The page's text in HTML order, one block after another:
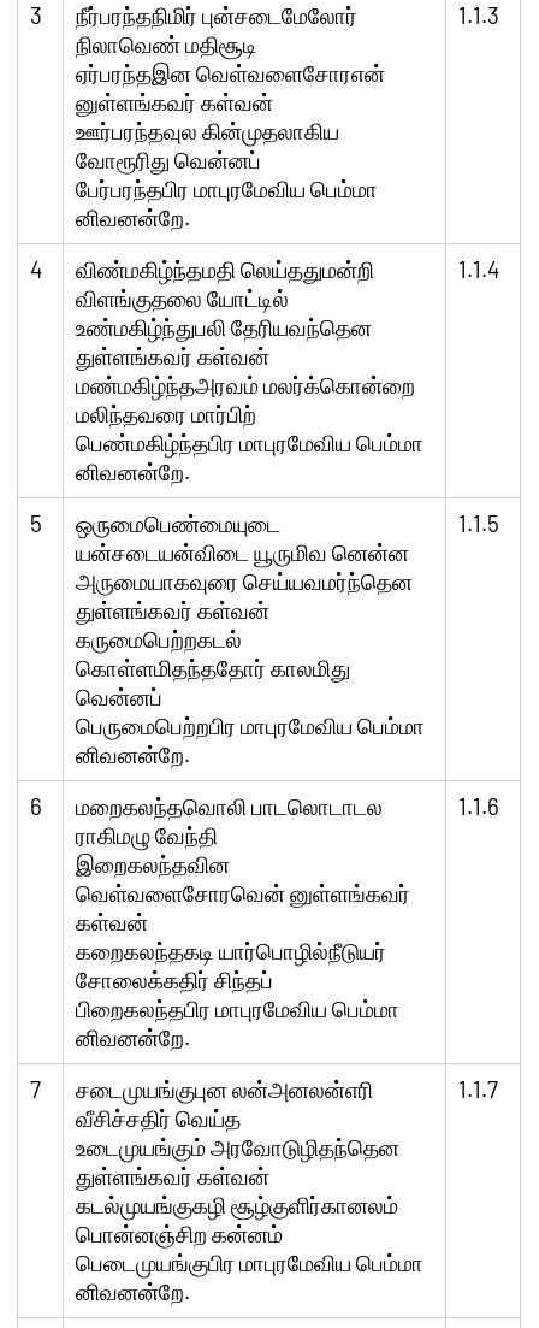
3
நீர்பரந்தநிமிர் புன்சடைமேலோர்
நிலாவெண் மதிசூடி
ஏர்பரந்தஇன வெள்வளைசோரஎன்
னுள்ளங்கவர் கள்வன்
ஊர்பரந்தவுல கின்முதலாகிய
வோரூரிது வென்னப்
பேர்பரந்தபிர மாபுரமேவிய பெம்மா
னிவனன்றே.
1.1.3
4
விண்மகிழ்ந்தமதி லெய்ததுமன்றி
விளங்குதலை யோட்டில்
உண்மகிழ்ந்துபலி தேரியவந்தென
துள்ளங்கவர் கள்வன்
மண்மகிழ்ந்தஅரவம் மலர்க்கொன்றை
மலிந்தவரை மார்பிற்
பெண்மகிழ்ந்தபிர மாபுரமேவிய பெம்மா
னிவனன்றே.
1.1.4
5
ஒருமைபெண்மையுடை
யன்சடையன்விடை யூருமிவ னென்ன
அருமையாகவுரை செய்யவமர்ந்தென
துள்ளங்கவர் கள்வன்
கருமைபெற்றகடல்
கொள்ளமிதந்ததோர் காலமிது
வென்னப்
பெருமைபெற்றபிர மாபுரமேவிய பெம்மா
னிவனன்றே.
1.1.5
6
மறைகலந்தவொலி பாடலொடாடல
ராகிமழு வேந்தி
இறைகலந்தவின
வெள்வளைசோரவென் னுள்ளங்கவர்
கள்வன்
கறைகலந்தகடி யார்பொழில்நீடுயர்
சோலைக்கதிர் சிந்தப்
பிறைகலந்தபிர மாபுரமேவிய பெம்மா
னிவனன்றே.
1.1.6
7
சடைமுயங்குபுன லன்அனலன்எரி
வீசிச்சதிர் வெய்த
உடைமுயங்கும் அரவோடுழிதந்தென
துள்ளங்கவர் கள்வன்
கடல்முயங்குகழி சூழ்குளிர்கானலம்
பொன்னஞ்சிற கன்னம்
பெடைமுயங்குபிர மாபுரமேவிய பெம்மா
னிவனன்றே.
1.1.7